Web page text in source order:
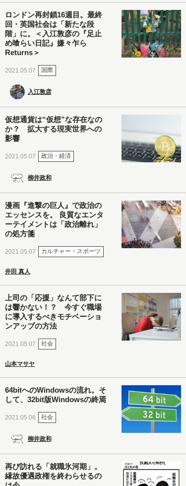
ロンドン再封鎖16週目。最終
回・英国社会は「新たな段
階」に。＜入江敦彦の『足止
め喰らい日記』嫌々乍ら
Returns＞
2021.05.07 国際
入江敦彦
仮想通貨は“仮想”な存在なの
か？ 拡大する現実世界への
影響
2021.05.07 政治・経済
柳井政和
漫画『進撃の巨人』で政治の
エッセンスを。 良質なエンタ
ーテイメントは「政治離れ」
の処方箋
2021.05.07 カルチャー・スポーツ
井田 真人
上司の「応援」なんて部下に
は響かない！？ 今すぐ職場
に導入するべきモチベーショ
ンアップの方法
2021.05.07 社会
山本マサヤ
64bitへのWindowsの流れ。そ
して、32bit版Windowsの終焉
2021.05.06 社会
柳井政和
再び訪れる「就職氷河期」。
縁故優遇政権を終わらせるの